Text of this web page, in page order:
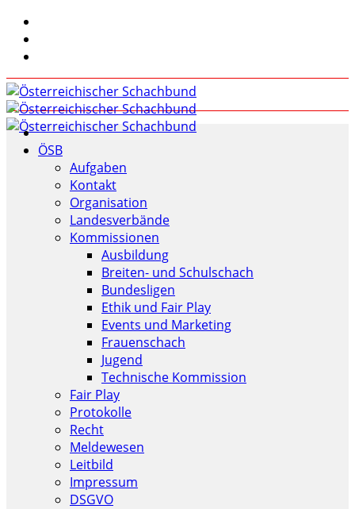
ÖSB
Aufgaben
Kontakt
Organisation
Landesverbände
Kommissionen
Ausbildung
Breiten- und Schulschach
Bundesligen
Ethik und Fair Play
Events und Marketing
Frauenschach
Jugend
Technische Kommission
Fair Play
Protokolle
Recht
Meldewesen
Leitbild
Impressum
DSGVO